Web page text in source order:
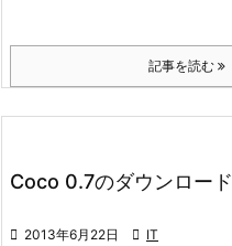
記事を読む
Coco 0.7のダウンロード
 2013年6月22日  IT